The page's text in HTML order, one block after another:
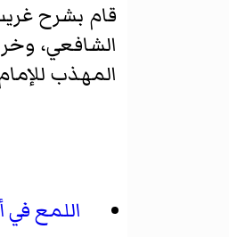
قام بشرح
الشافعي،
المهذب
اللمع في